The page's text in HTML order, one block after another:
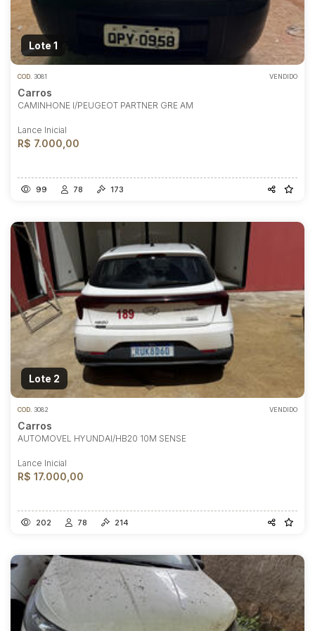
Lote 1
COD. 3081 VENDIDO
Carros
CAMINHONE I/PEUGEOT PARTNER GRE AM
Lance Inicial
R$ 7.000,00
99 78 173
Lote 2
COD. 3082 VENDIDO
Carros
AUTOMOVEL HYUNDAI/HB20 10M SENSE
Lance Inicial
R$ 17.000,00
202 78 214